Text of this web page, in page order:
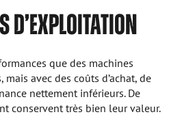
D’EXPLOITATION
que des machines
avec des coûts d’achat, de
nettement inférieurs. De
conservent très bien leur valeur.